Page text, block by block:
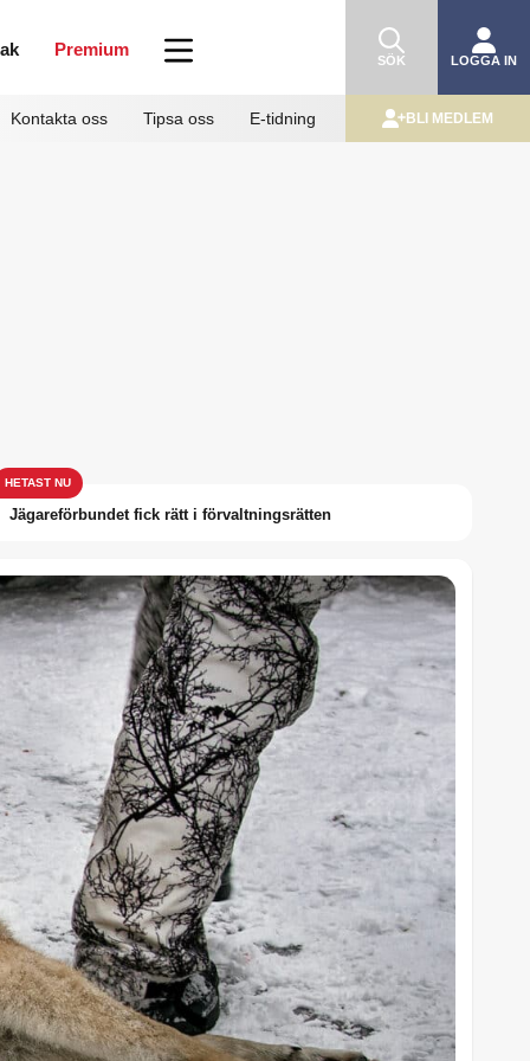
Kontakta oss Tipsa oss E-tidning
Premium
SÖK LOGGA IN
BLI MEDLEM
Jägareförbundet fick rätt i förvaltningsrätten